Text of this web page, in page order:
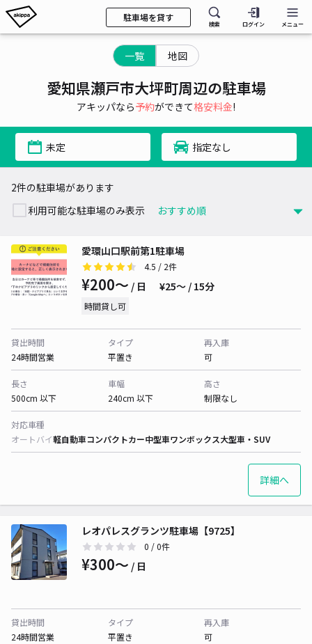
駐車場を貸す
検索 ログイン メニュー
一覧 地図
愛知県瀬戸市大坪町周辺の駐車場
アキッパなら予約ができて格安料金!
未定 指定なし
2件の駐車場があります
利用可能な駐車場のみ表示
愛環山口駅前第1駐車場
4.5 / 2件
¥200〜 / 日 ¥25〜 / 15分
時間貸し可
貸出時間
24時間営業
タイプ
平置き
再入庫
可
長さ
500cm 以下
車幅
240cm 以下
高さ
制限なし
対応車種
オートバイ軽自動車コンパクトカー中型車ワンボックス大型車・SUV
詳細へ
レオパレスグランツ駐車場【9725】
0 / 0件
¥300〜 / 日
貸出時間
24時間営業
タイプ
平置き
再入庫
可